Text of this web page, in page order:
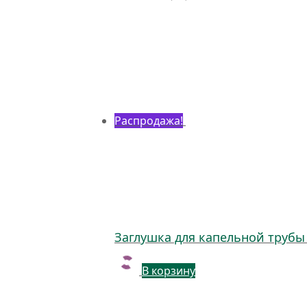
Распродажа!
Заглушка для капельной
В корзину